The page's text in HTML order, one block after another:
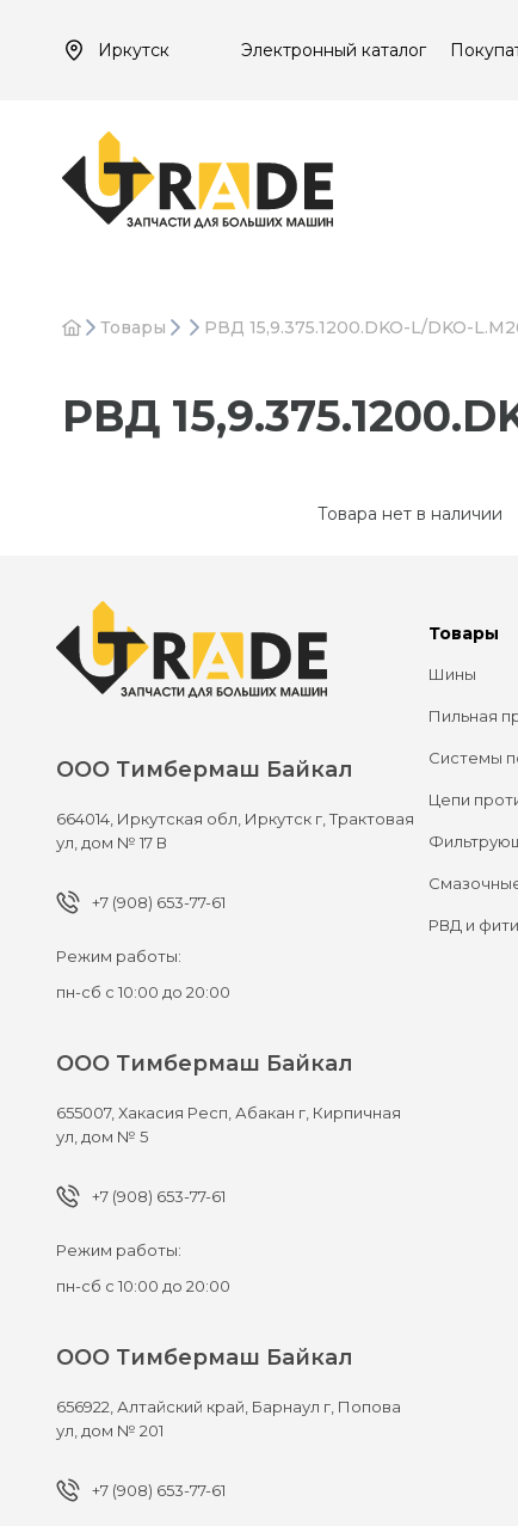
Иркутск Электронный каталог
Товары РВД 15,9.375.1200.DKO-L/DKO-
РВД
Товара нет в наличии
ООО Тимбермаш Байкал
664014, Иркутская обл, Иркутск г,Трактовая
ул, дом № 17 В
+7 (908) 653-77-61
Режим работы:
пн-сб с 10:00 до 20:00
ООО Тимбермаш Байкал
655007,Хакасия Респ, Абакан г, Кирпичная
ул, дом № 5
+7 (908) 653-77-61
Режим работы:
пн-сб с 10:00 до 20:00
ООО Тимбермаш Байкал
656922, Алтайский край, Барнаул г, Попова
ул, дом № 201
+7 (908) 653-77-61
Товары
Шины
Пильная
Системы
Цепи
РВД и